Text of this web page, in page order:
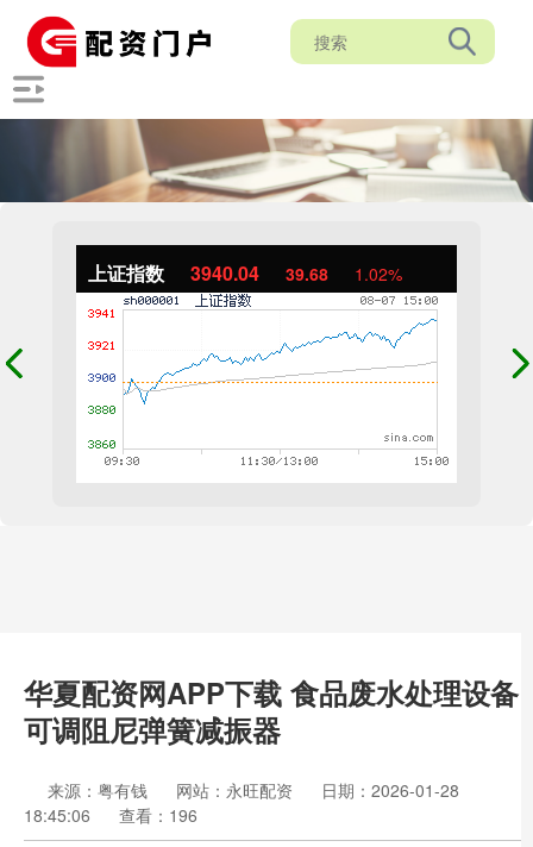
上证指数 3940.04 39.68 1.02%
华夏配资网APP下载 食品废水处理设备
可调阻尼弹簧减振器
来源：粤有钱 网站：永旺配资
日期：2026-01-28
18:45:06
查看：196